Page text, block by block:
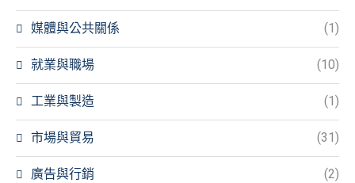
媒體與公共關係 (1)
就業與職場 (10)
工業與製造 (1)
市場與貿易 (31)
廣告與行銷 (2)